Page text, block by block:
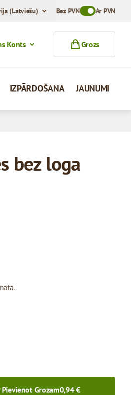
(Latviešu) Bez PVNToggle VAT
Ar PVN
Konts
Grozs
IZPĀRDOŠANA JAUNUMI
bez loga
Pievienot Grozam0,94 €